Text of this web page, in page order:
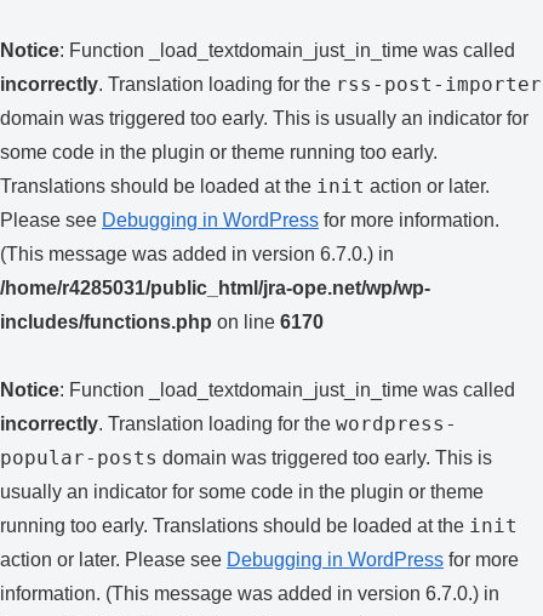
Notice: Function _load_textdomain_just_in_time was called
incorrectly. Translation loading for the rss-post-importer
domain was triggered too early. This is usually an indicator for
some code in the plugin or theme running too early.
Translations should be loaded at the init action or later.
Please see Debugging in WordPress for more information.
(This message was added in version 6.7.0.) in
/home/r4285031/public_html/jra-ope.net/wp/wp-
includes/functions.php on line 6170
Notice: Function _load_textdomain_just_in_time was called
incorrectly. Translation loading for the wordpress-
popular-posts domain was triggered too early. This is
usually an indicator for some code in the plugin or theme
running too early. Translations should be loaded at the init
action or later. Please see Debugging in WordPress for more
information. (This message was added in version 6.7.0.) in